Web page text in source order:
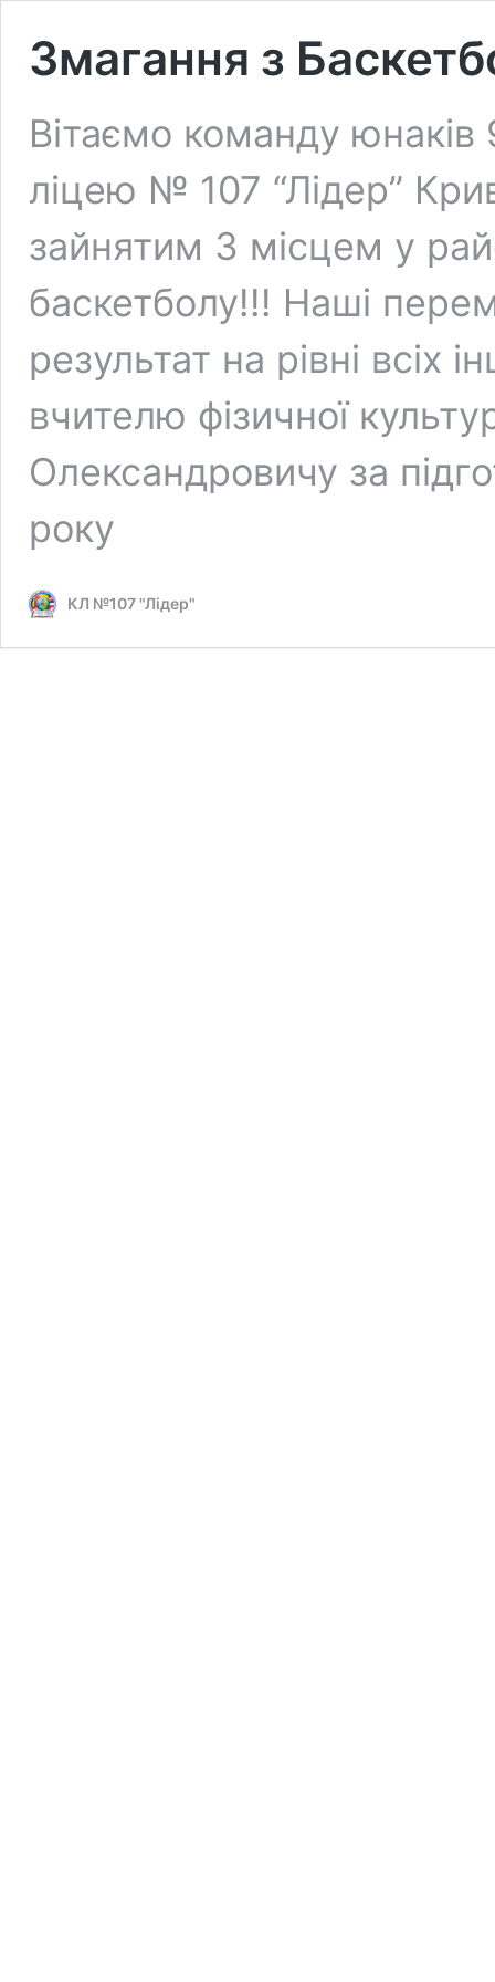
Змагання з
Вітаємо команду юнаків
ліцею № 107 “Лідер”
зайнятим 3 місцем у
баскетболу!!! Наші
результат на рівні всіх
вчителю фізичної
Олександровичу за
року
КЛ №107 "Лідер"